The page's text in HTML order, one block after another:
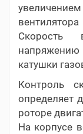
Скорость
напряжению
катушки
Контроль
определяет
роторе
На корпусе